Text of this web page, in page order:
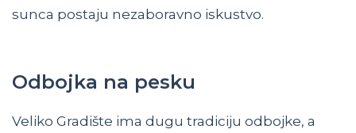
sunca postaju nezaboravno iskustvo.
Odbojka na pesku
Veliko Gradište ima dugu tradiciju odbojke, a